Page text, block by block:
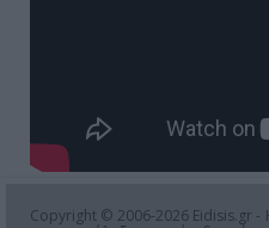
Copyright © 2006-2026 Eidisis.gr -